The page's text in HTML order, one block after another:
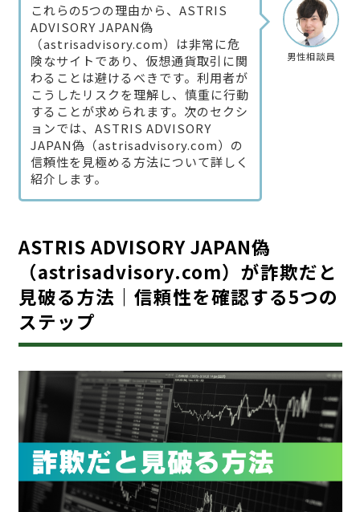
男性相談員
これらの5つの理由から、ASTRIS
ADVISORY JAPAN偽
（astrisadvisory.com）は非常に危
険なサイトであり、仮想通貨取引に関
わることは避けるべきです。利用者が
こうしたリスクを理解し、慎重に行動
することが求められます。次のセクシ
ョンでは、ASTRIS ADVISORY
JAPAN偽（astrisadvisory.com）の
信頼性を見極める方法について詳しく
紹介します。
ASTRIS ADVISORY JAPAN偽
（astrisadvisory.com）が詐欺だと
見破る方法｜信頼性を確認する5つの
ステップ